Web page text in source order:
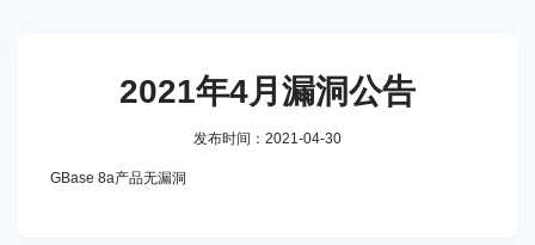
2021年4月漏洞公告
发布时间：2021-04-30
GBase 8a产品无漏洞